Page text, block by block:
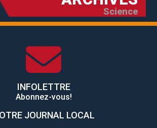
Science
INFOLETTRE
Abonnez-vous!
JOURNAL LOCAL